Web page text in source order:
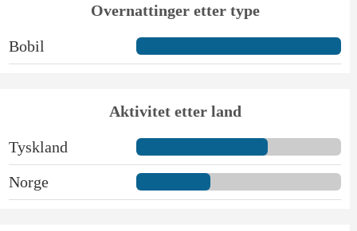
Overnattinger etter type
Bobil
Aktivitet etter land
Tyskland
Norge